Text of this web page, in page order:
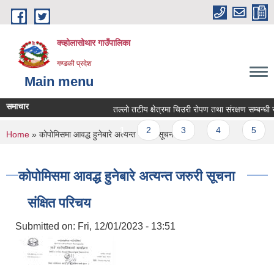
Skip to main content
क्व्होलासोथार गाउँपालिका
गण्डकी प्रदेश
Main menu
समाचार तल्लो तटीय क्षेत्रमा चिउरी रोपण तथा संरक्षण सम्बन्धी
Pages
1 2 3
You are here
Home » कोपोमिसमा आवद्ध हुनेबारे अत्यन्त जरुरी सूचना
कोपोमिसमा आवद्ध हुनेबारे अत्यन्त जरुरी सूचना
संक्षित परिचय
Submitted on: Fri, 12/01/2023 - 13:51